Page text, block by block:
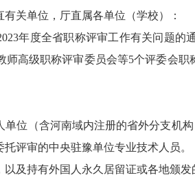
关单位，厅直属各单位（学校）：
年度全省职称评审工作有关问题的
高级职称评审委员会等5个评委会职
单位（含河南域内注册的省外分支机
评审的中央驻豫单位专业技术人员。
及持有外国人永久居留证或各地颁